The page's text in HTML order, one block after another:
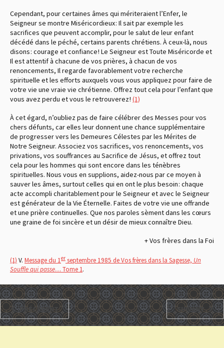
Cependant, pour certaines âmes qui mériteraient l’Enfer, le
Seigneur se montre Miséricordieux : Il sait par exemple les
sacrifices que peuvent accomplir, pour le salut de leur enfant
décédé dans le péché, certains parents chrétiens. À ceux-là, nous
disons : courage et confiance ! Le Seigneur est Toute Miséricorde et
Il est attentif à chacune de vos prières, à chacun de vos
renoncements, Il regarde favorablement votre recherche
spirituelle et les efforts auxquels vous vous appliquez pour faire de
votre vie une vraie vie chrétienne. Offrez tout cela pour l’enfant que
vous avez perdu et vous le retrouverez ! (1)
À cet égard, n’oubliez pas de faire célébrer des Messes pour vos
chers défunts, car elles leur donnent une chance supplémentaire
de progresser vers les Demeures Célestes par les Mérites de
Notre Seigneur. Associez vos sacrifices, vos renoncements, vos
privations, vos souffrances au Sacrifice de Jésus, et offrez tout
cela pour les hommes qui sont encore dans les ténèbres
spirituelles. Nous vous en supplions, aidez-nous par ce moyen à
sauver les âmes, surtout celles qui en ont le plus besoin : chaque
acte accompli charitablement pour le Seigneur et avec le Seigneur
est générateur de la Vie Éternelle. Faites de votre vie une offrande
et une prière continuelles. Que nos paroles sèment dans les cœurs
une graine de foi sincère et un désir de mieux connaître Dieu.
+ Vos frères dans la Foi
(1) V. Message du 1er septembre 1985 de Vos frères dans la Sagesse, Un
Souffle qui passe… Tome 1.
PRÉCÉDENT SUIVANT